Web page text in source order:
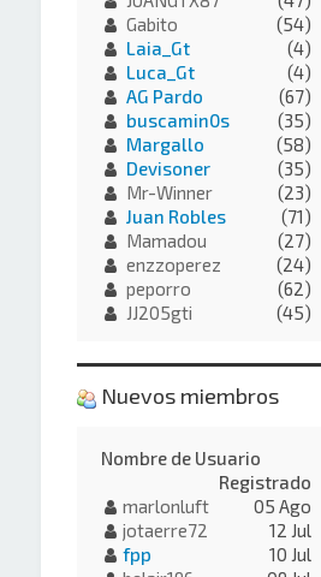
Gabito
(54)
Laia_Gt
(4)
Luca_Gt
(4)
AG Pardo
(67)
buscamin0s
(35)
Margallo
(58)
Devisoner
(35)
Mr-Winner
(23)
Juan Robles
(71)
Mamadou
(27)
enzzoperez
(24)
peporro
(62)
JJ205gti
(45)
Nuevos miembros
Nombre de Usuario
Registrado
marlonluft
05 Ago
jotaerre72
12 Jul
fpp
10 Jul